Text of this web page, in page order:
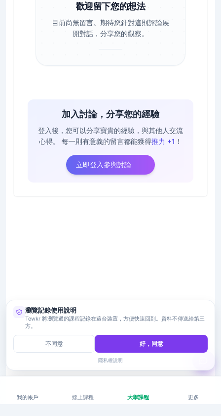
歡迎留下您的想法
目前尚無留言。期待您針對這則評論展
開對話，分享您的觀察。
加入討論，分享您的經驗
登入後，您可以分享寶貴的經驗，與其他人交流
心得。
每一則有意義的留言都能獲得推力 +1 ！
立即登入參與討論
我的帳戶 線上課程 大學課程 更多
瀏覽記錄使用說明
Tewkr 將瀏覽過的課程記錄在這台裝置，方便快速回到。資料不傳送給第三
方。
不同意 好，同意
隱私權說明